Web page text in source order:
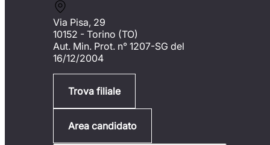
Via Pisa, 29
10152 - Torino (TO)
Aut. Min. Prot. n° 1207-SG del
16/12/2004
Trova filiale
Area candidato